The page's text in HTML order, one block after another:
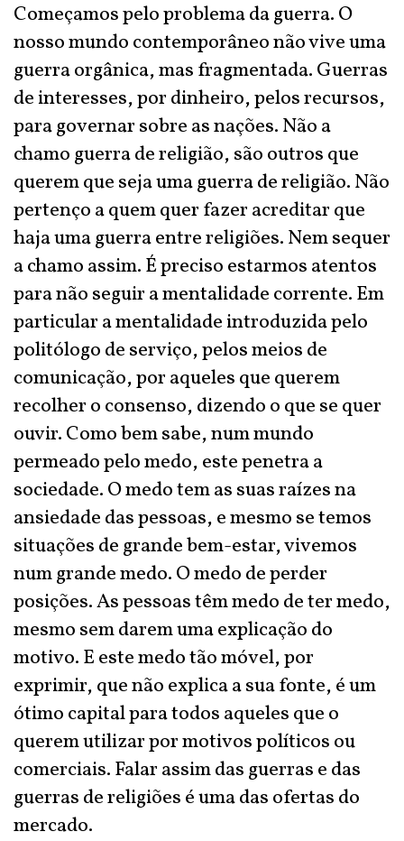
Começamos pelo problema da guerra. O
nosso mundo contemporâneo não vive uma
guerra orgânica, mas fragmentada. Guerras
de interesses, por dinheiro, pelos recursos,
para governar sobre as nações. Não a
chamo guerra de religião, são outros que
querem que seja uma guerra de religião. Não
pertenço a quem quer fazer acreditar que
haja uma guerra entre religiões. Nem sequer
a chamo assim. É preciso estarmos atentos
para não seguir a mentalidade corrente. Em
particular a mentalidade introduzida pelo
politólogo de serviço, pelos meios de
comunicação, por aqueles que querem
recolher o consenso, dizendo o que se quer
ouvir. Como bem sabe, num mundo
permeado pelo medo, este penetra a
sociedade. O medo tem as suas raízes na
ansiedade das pessoas, e mesmo se temos
situações de grande bem-estar, vivemos
num grande medo. O medo de perder
posições. As pessoas têm medo de ter medo,
mesmo sem darem uma explicação do
motivo. E este medo tão móvel, por
exprimir, que não explica a sua fonte, é um
ótimo capital para todos aqueles que o
querem utilizar por motivos políticos ou
comerciais. Falar assim das guerras e das
guerras de religiões é uma das ofertas do
mercado.